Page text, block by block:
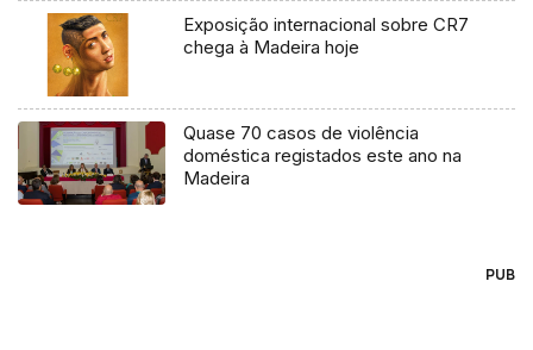
Exposição internacional sobre CR7
chega à Madeira hoje
Quase 70 casos de violência
doméstica registados este ano na
Madeira
PUB